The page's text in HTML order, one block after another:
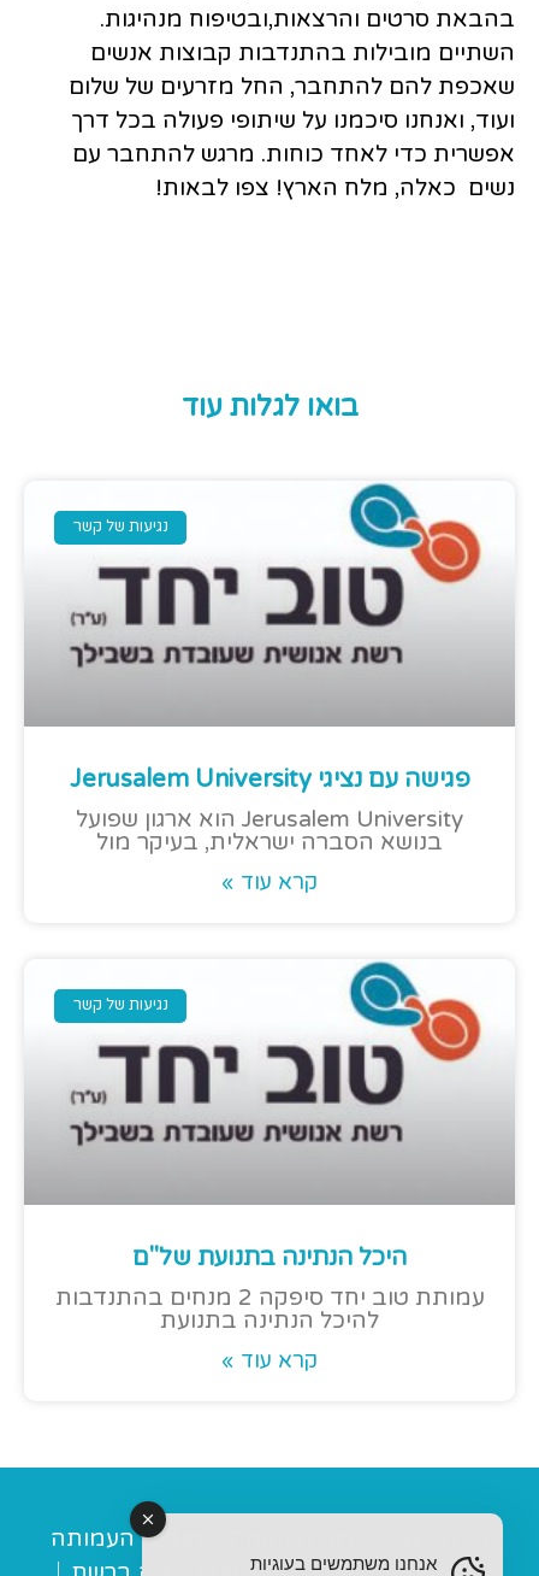
בהבאת סרטים והרצאות,ובטיפוח מנהיגות.
השתיים מובילות בהתנדבות קבוצות אנשים
שאכפת להם להתחבר, החל מזרעים של שלום
ועוד, ואנחנו סיכמנו על שיתופי פעולה בכל דרך
אפשרית כדי לאחד כוחות. מרגש להתחבר עם
נשים כאלה, מלח הארץ! צפו לבאות!
בואו לגלות עוד
נגיעות של קשר
פגישה עם נציגי Jerusalem University
Jerusalem University הוא ארגון שפועל
בנושא הסברה ישראלית, בעיקר מול
קרא עוד »
נגיעות של קשר
היכל הנתינה בתנועת של"ם
עמותת טוב יחד סיפקה 2 מנחים בהתנדבות
להיכל הנתינה בתנועת
קרא עוד »
מובילי העמותה
אנחנו משתמשים בעוגיות